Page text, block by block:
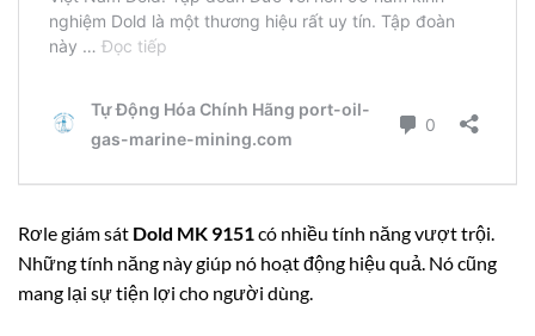
Rơle giám sát Dold MK 9151có nhiều tính năng vượt trội.
Những tính năng này giúp nó hoạt động hiệu quả. Nó cũng
mang lại sự tiện lợi cho người dùng.